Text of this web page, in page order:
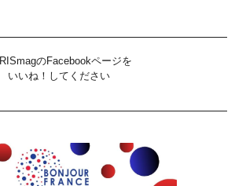
のFacebookページを
いいね！してください